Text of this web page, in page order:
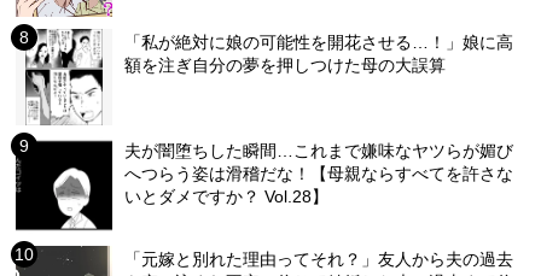
「私が絶対に娘の可能性を開花させる…！」娘に高
額を注ぎ自分の夢を押しつけた母の大誤算
夫が闇堕ちした瞬間…これまで嫌味なヤツらが媚び
へつらう姿は滑稽だな！【母親ならすべてを許さな
いとダメですか？ Vol.28】
「元嫁と別れた理由ってそれ？」友人から夫の過去